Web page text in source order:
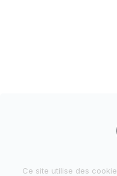
Ce site utilise des